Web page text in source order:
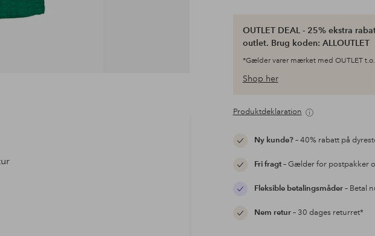
OUTLET DEAL - 25% ekstra
outlet. Brug koden: ALLOUTLET
*Gælder varer mærket med OUTLET
Shop her
Produktdeklaration
Ny kunde?– 40% rabatt på
Fri fragt– Gælder for postpakker
Fleksible betalingsmåder– Betal
Nem retur– 30 dages returret*